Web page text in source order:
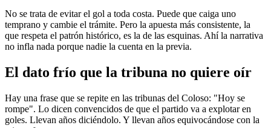
No se trata de evitar el gol a toda costa. Puede que caiga uno
temprano y cambie el trámite. Pero la apuesta más consistente, la
que respeta el patrón histórico, es la de las esquinas. Ahí la narrativa
no infla nada porque nadie la cuenta en la previa.
El dato frío que la tribuna no quiere oír
Hay una frase que se repite en las tribunas del Coloso: "Hoy se
rompe". Lo dicen convencidos de que el partido va a explotar en
goles. Llevan años diciéndolo. Y llevan años equivocándose con la